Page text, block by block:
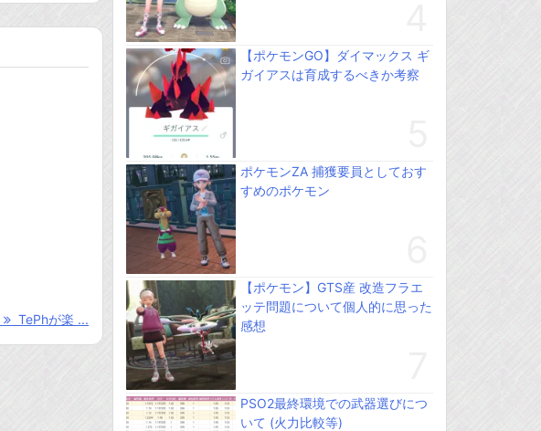
TePhが楽 ...
【ポケモンGO】ダイマックス ギ
ガイアスは育成するべきか考察
ポケモンZA 捕獲要員としておす
すめのポケモン
【ポケモン】GTS産 改造フラエ
ッテ問題について個人的に思った
感想
PSO2最終環境での武器選びにつ
いて (火力比較等)